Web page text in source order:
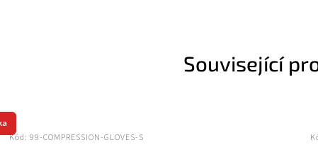
Související
Kód: 99-COMPRESSION-GLOVES-S